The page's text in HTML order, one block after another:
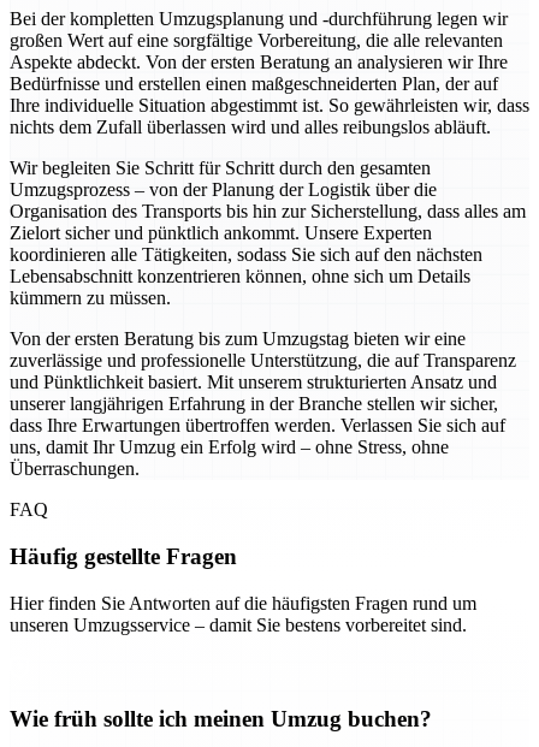
Bei der kompletten Umzugsplanung und -durchführung legen wir
großen Wert auf eine sorgfältige Vorbereitung, die alle relevanten
Aspekte abdeckt. Von der ersten Beratung an analysieren wir Ihre
Bedürfnisse und erstellen einen maßgeschneiderten Plan, der auf
Ihre individuelle Situation abgestimmt ist. So gewährleisten wir, dass
nichts dem Zufall überlassen wird und alles reibungslos abläuft.
Wir begleiten Sie Schritt für Schritt durch den gesamten
Umzugsprozess – von der Planung der Logistik über die
Organisation des Transports bis hin zur Sicherstellung, dass alles am
Zielort sicher und pünktlich ankommt. Unsere Experten
koordinieren alle Tätigkeiten, sodass Sie sich auf den nächsten
Lebensabschnitt konzentrieren können, ohne sich um Details
kümmern zu müssen.
Von der ersten Beratung bis zum Umzugstag bieten wir eine
zuverlässige und professionelle Unterstützung, die auf Transparenz
und Pünktlichkeit basiert. Mit unserem strukturierten Ansatz und
unserer langjährigen Erfahrung in der Branche stellen wir sicher,
dass Ihre Erwartungen übertroffen werden. Verlassen Sie sich auf
uns, damit Ihr Umzug ein Erfolg wird – ohne Stress, ohne
Überraschungen.
FAQ
Häufig gestellte Fragen
Hier finden Sie Antworten auf die häufigsten Fragen rund um
unseren Umzugsservice – damit Sie bestens vorbereitet sind.
Wie früh sollte ich meinen Umzug buchen?